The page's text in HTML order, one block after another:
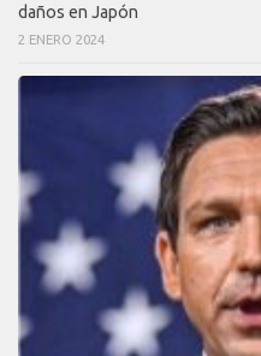
daños en Japón
2 ENERO 2024